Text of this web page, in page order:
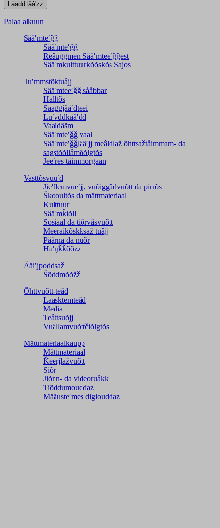
Palaa alkuun
Sääʹmteʹǧǧ
Sääʹmteʹǧǧ
Reâuggmen Sääʹmteeʹǧǧest
Sääʹmkulttuurkõõskõs Sajos
Tuʹmmstõktuâjj
Sääʹmteeʹǧǧ sååbbar
Halltõs
Saaǥǥjååʹđteei
Luʹvddkååʹdd
Vaaldâšm
Sääʹmteʹǧǧ vaal
Sääʹmteʹǧǧlääʹjj meâldlaž õhttsažtåimmam- da
saǥstõõllâmõõlǥtõs
Jeeʹres tåimmorgaan
Vasttõsvuuʹd
Jieʹllemvueʹjj, vuõiggâdvuõtt da pirrõs
Škooultõs da mättmateriaal
Kulttuur
Sääʹmǩiõll
Sosiaal da tiõrvâsvuõtt
Meeraikõskksaž tuâjj
Päärna da nuõr
Haʹŋǩǩõõzz
Ääiʹjpoddsaž
Šõddmõõžž
Õhttvuõtt-teâđ
Laasktemteâđ
Media
Teâttsuõjj
Vuällamvuõttčiõlǥtõs
Mättmateriaalkaupp
Mättmateriaal
Ǩeerjlažvuõtt
Siõr
Jiõnn- da videoruâkk
Tiõddumouddaz
Määusteʹmes digiouddaz